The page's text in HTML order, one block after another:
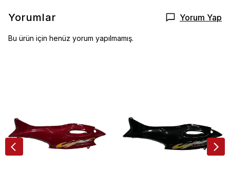
Yorumlar Yorum Yap
Bu ürün için henüz yorum yapılmamış.